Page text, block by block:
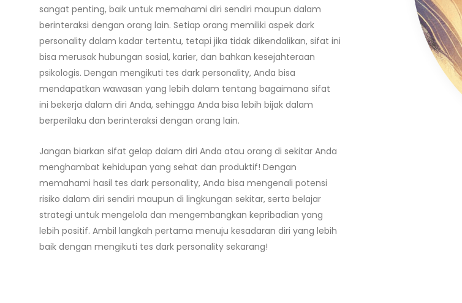
sangat penting, baik untuk memahami diri sendiri maupun dalam
berinteraksi dengan orang lain. Setiap orang memiliki aspek dark
personality dalam kadar tertentu, tetapi jika tidak dikendalikan, sifat ini
bisa merusak hubungan sosial, karier, dan bahkan kesejahteraan
psikologis. Dengan mengikuti tes dark personality, Anda bisa
mendapatkan wawasan yang lebih dalam tentang bagaimana sifat
ini bekerja dalam diri Anda, sehingga Anda bisa lebih bijak dalam
berperilaku dan berinteraksi dengan orang lain.
Jangan biarkan sifat gelap dalam diri Anda atau orang di sekitar Anda
menghambat kehidupan yang sehat dan produktif! Dengan
memahami hasil tes dark personality, Anda bisa mengenali potensi
risiko dalam diri sendiri maupun di lingkungan sekitar, serta belajar
strategi untuk mengelola dan mengembangkan kepribadian yang
lebih positif. Ambil langkah pertama menuju kesadaran diri yang lebih
baik dengan mengikuti tes dark personality sekarang!